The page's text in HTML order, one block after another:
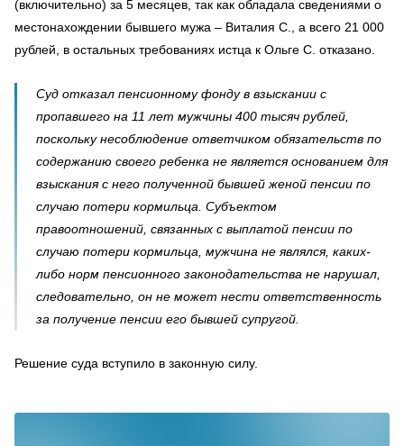
(включительно) за 5 месяцев, так как обладала сведениями о
местонахождении бывшего мужа – Виталия С., а всего 21 000
рублей, в остальных требованиях истца к Ольге С. отказано.
Суд отказал пенсионному фонду в взыскании с
пропавшего на 11 лет мужчины 400 тысяч рублей,
поскольку несоблюдение ответчиком обязательств по
содержанию своего ребенка не является основанием для
взыскания с него полученной бывшей женой пенсии по
случаю потери кормильца. Субъектом
правоотношений, связанных с выплатой пенсии по
случаю потери кормильца, мужчина не являлся, каких-
либо норм пенсионного законодательства не нарушал,
следовательно, он не может нести ответственность
за получение пенсии его бывшей супругой.
Решение суда вступило в законную силу.